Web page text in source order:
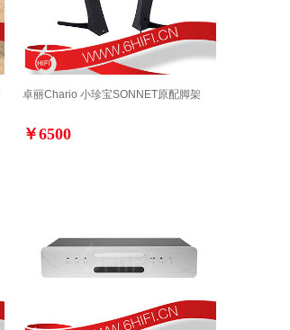
卓丽Chario 小珍宝SONNET原配脚架
￥6500